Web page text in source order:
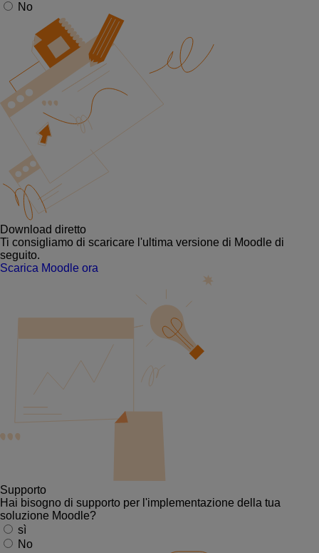
No
Download diretto
Ti consigliamo di scaricare l'ultima versione di Moodle di
seguito.
Scarica Moodle ora
Supporto
Hai bisogno di supporto per l'implementazione della tua
soluzione Moodle?
sì
No